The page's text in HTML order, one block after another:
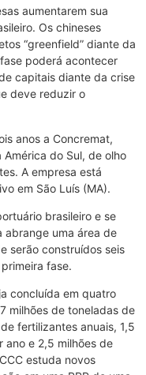
aumentarem sua
Os chineses
“greenfield” diante da
poderá acontecer
capitais diante da crise
deve reduzir o
anos a Concremat,
do Sul, de olho
A empresa está
em São Luís (MA).
brasileiro e se
abrange uma área de
serão construídos seis
fase.
concluída em quatro
milhões de toneladas de
fertilizantes anuais, 1,5
ano e 2,5 milhões de
estuda novos